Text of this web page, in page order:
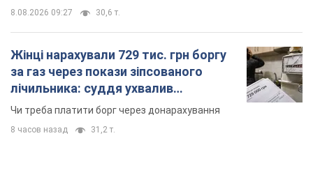
8.08.2026 09:27 30,6 т.
Жінці нарахували 729 тис. грн боргу
за газ через покази зіпсованого
лічильника: суддя ухвалив
неочікуване рішення
Чи треба платити борг через донарахування
8 часов назад 31,2 т.